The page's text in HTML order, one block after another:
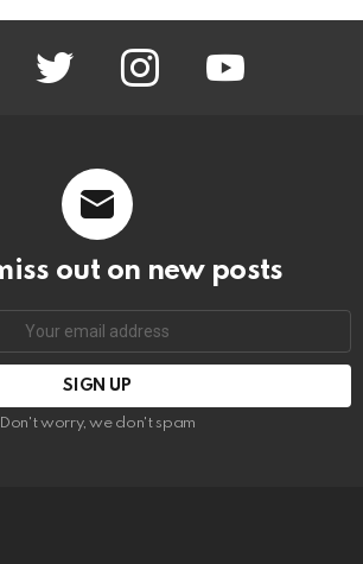
twitter instagram youtube
out on new posts
Don't worry, we don't spam